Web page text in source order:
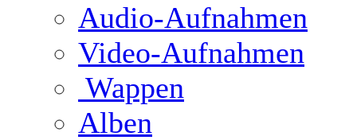
Audio-Aufnahmen
Video-Aufnahmen
Wappen
Alben